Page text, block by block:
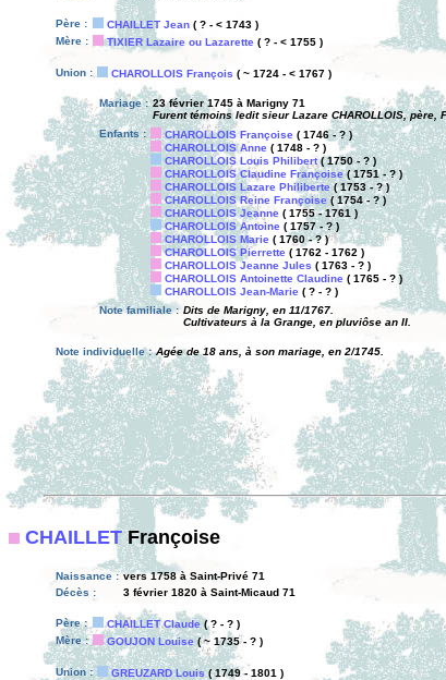
Père : CHAILLET Jean ( ? - < 1743 )
Mère :
TIXIER Lazaire ou Lazarette ( ? - < 1755 )
Union : CHAROLLOIS François ( ~ 1724 - < 1767 )
Mariage : 23 février 1745 à Marigny 71
Furent témoins ledit sieur Lazare CHAROLLOIS,
Enfants :
CHAROLLOIS Françoise ( 1746 - ? )
CHAROLLOIS Anne ( 1748 - ? )
CHAROLLOIS Louis Philibert( 1750 - ? )
CHAROLLOIS Claudine Françoise( 1751 - ? )
CHAROLLOIS Lazare Philiberte( 1753 - ? )
CHAROLLOIS Reine Françoise ( 1754 - ? )
CHAROLLOIS Jeanne ( 1755 - 1761 )
CHAROLLOIS Antoine ( 1757 - ? )
CHAROLLOIS Marie ( 1760 - ? )
CHAROLLOIS Pierrette ( 1762 - 1762 )
CHAROLLOIS Jeanne Jules ( 1763 - ? )
CHAROLLOIS Antoinette Claudine ( 1765 - ? )
CHAROLLOIS Jean-Marie ( ? - ? )
Note familiale : Dits de Marigny, en 11/1767.
Cultivateurs à la Grange, en pluviôse an II.
Note individuelle : Agée de 18 ans, à son mariage, en 2/1745.
CHAILLETFrançoise
Naissance : vers 1758 à Saint-Privé 71
Décès :
3 février 1820 à Saint-Micaud 71
Père : CHAILLET Claude( ? - ? )
Mère :
GOUJON Louise ( ~ 1735 - ? )
Union : GREUZARD Louis ( 1749 - 1801 )